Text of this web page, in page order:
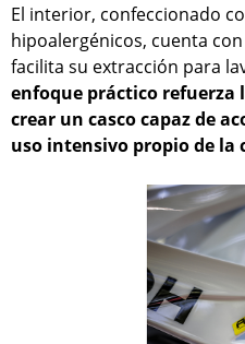
El interior, confeccionado
hipoalergénicos, cuenta
facilita su extracción para
enfoque práctico refuerza
crear un casco capaz de
uso intensivo propio de la